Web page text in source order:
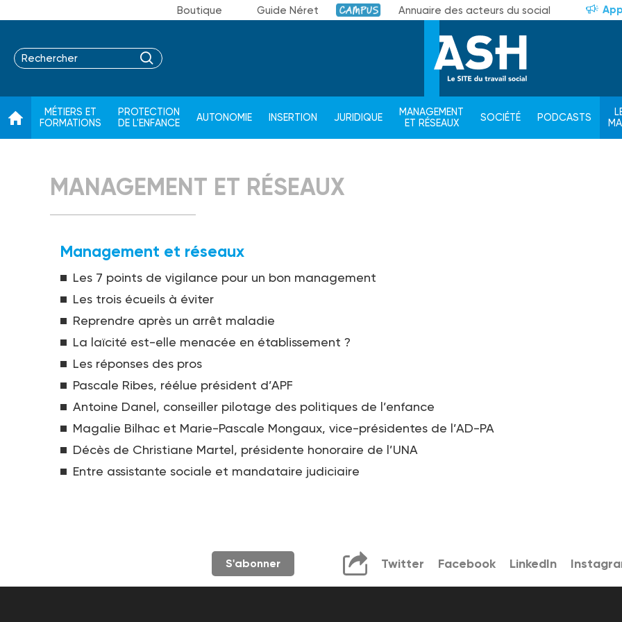
Boutique Guide Néret Campus Annuaire des acteurs du social
MÉTIERS ET
FORMATIONS
PROTECTION
DE L'ENFANCE
AUTONOMIE INSERTION JURIDIQUE
MANAGEMENT
ET RÉSEAUX
SOCIÉTÉ PODCASTS
MANAGEMENT ET RÉSEAUX
Management et réseaux
Les 7 points de vigilance pour un bon management
Les trois écueils à éviter
Reprendre après un arrêt maladie
La laïcité est-elle menacée en établissement ?
Les réponses des pros
Pascale Ribes, réélue président d’APF
Antoine Danel, conseiller pilotage des politiques de l’enfance
Magalie Bilhac et Marie-Pascale Mongaux, vice-présidentes de l’AD-PA
Décès de Christiane Martel, présidente honoraire de l’UNA
Entre assistante sociale et mandataire judiciaire
S'abonner Twitter Facebook LinkedIn